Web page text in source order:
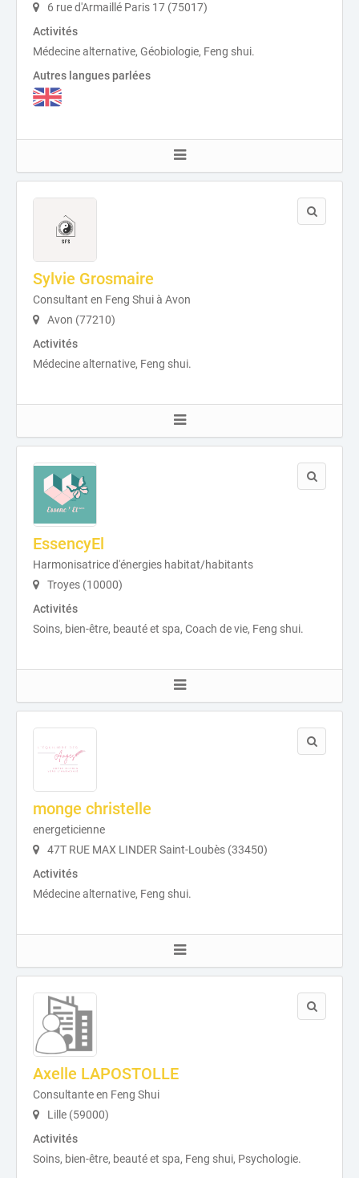
6 rue d'Armaillé Paris 17 (75017)
Activités
Médecine alternative, Géobiologie, Feng shui.
Autres langues parlées
Sylvie Grosmaire
Consultant en Feng Shui à Avon
Avon (77210)
Activités
Médecine alternative, Feng shui.
EssencyEl
Harmonisatrice d'énergies habitat/habitants
Troyes (10000)
Activités
Soins, bien-être, beauté et spa, Coach de vie, Feng shui.
monge christelle
energeticienne
47T RUE MAX LINDER Saint-Loubès (33450)
Activités
Médecine alternative, Feng shui.
Axelle LAPOSTOLLE
Consultante en Feng Shui
Lille (59000)
Activités
Soins, bien-être, beauté et spa, Feng shui, Psychologie.